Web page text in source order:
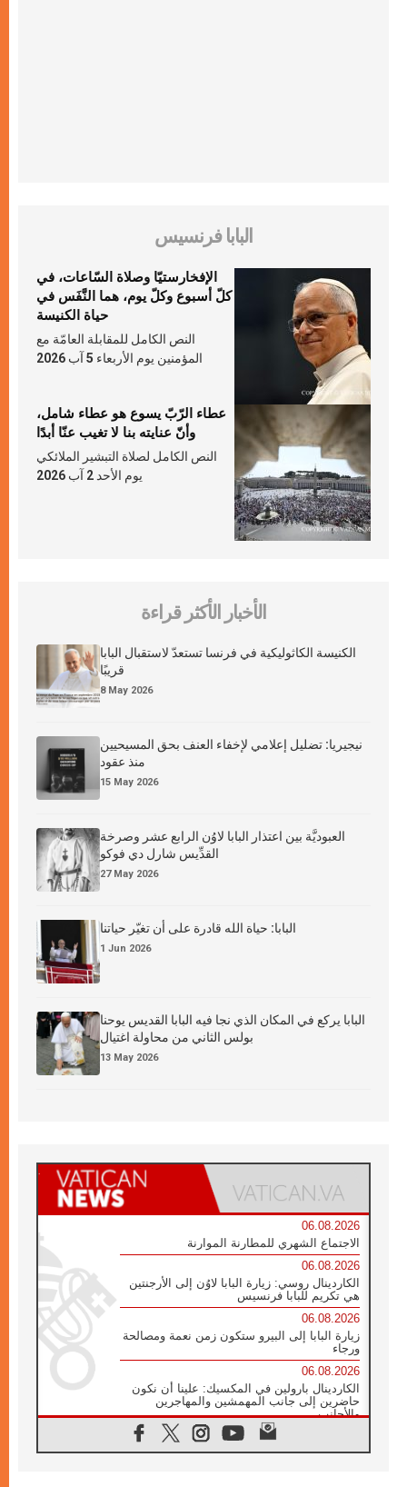
البابا فرنسيس
الإفخارستيّا وصلاة السّاعات، في
كلّ أسبوع وكلّ يوم، هما النَّفَس في
حياة الكنيسة
النص الكامل للمقابلة العامّة مع
المؤمنين يوم الأربعاء 5 آب 2026
عطاء الرّبّ يسوع هو عطاء شامل،
وأنّ عنايته بنا لا تغيب عنّا أبدًا
النص الكامل لصلاة التبشير الملائكي
يوم الأحد 2 آب 2026
الأخبار الأكثر قراءة
الكنيسة الكاثوليكية في فرنسا تستعدّ لاستقبال البابا
قريبًا
8 May 2026
نيجيريا: تضليل إعلامي لإخفاء العنف بحق المسيحيين
منذ عقود
15 May 2026
العبوديَّة بين اعتذار البابا لاوُن الرابع عشر وصرخة
القدِّيس شارل دي فوكو
27 May 2026
البابا: حياة الله قادرة على أن تغيّر حياتنا
1 Jun 2026
البابا يركع في المكان الذي نجا فيه البابا القديس يوحنا
بولس الثاني من محاولة اغتيال
13 May 2026
06.08.2026
الاجتماع الشهري للمطارنة الموارنة
06.08.2026
الكاردينال روسي: زيارة البابا لاوُن إلى الأرجنتين
هي تكريم للبابا فرنسيس
06.08.2026
زيارة البابا إلى البيرو ستكون زمن نعمة ومصالحة
ورجاء
06.08.2026
الكاردينال بارولين في المكسيك: علينا أن نكون
حاضرين إلى جانب المهمشين والمهاجرين
والأجانب
البابا لاوُن الرابع عشر للشباب في أسيزي: